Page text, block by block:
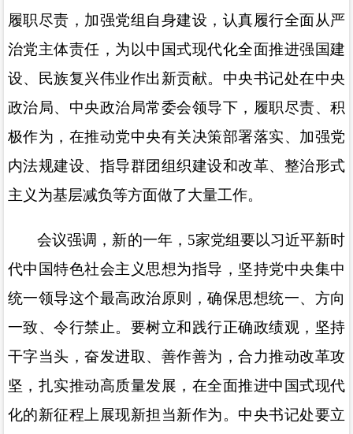
履职尽责，加强党组自身建设，认真履行全面从严
治党主体责任，为以中国式现代化全面推进强国建
设、民族复兴伟业作出新贡献。中央书记处在中央
政治局、中央政治局常委会领导下，履职尽责、积
极作为，在推动党中央有关决策部署落实、加强党
内法规建设、指导群团组织建设和改革、整治形式
主义为基层减负等方面做了大量工作。
会议强调，新的一年，5家党组要以习近平新时
代中国特色社会主义思想为指导，坚持党中央集中
统一领导这个最高政治原则，确保思想统一、方向
一致、令行禁止。要树立和践行正确政绩观，坚持
干字当头，奋发进取、善作善为，合力推动改革攻
坚，扎实推动高质量发展，在全面推进中国式现代
化的新征程上展现新担当新作为。中央书记处要立